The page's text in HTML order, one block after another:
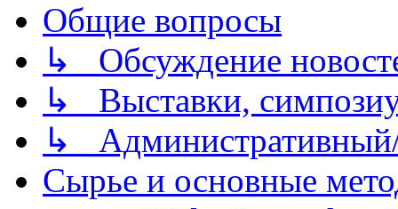
Общие вопросы
↳ Обсуждение
↳ Выставки,
↳
Сырье и основные